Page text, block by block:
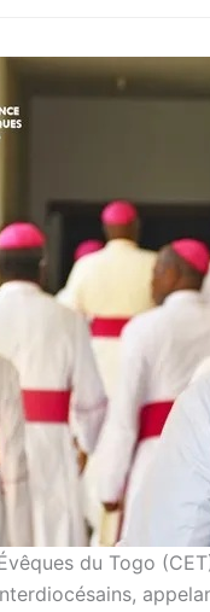
du Togo